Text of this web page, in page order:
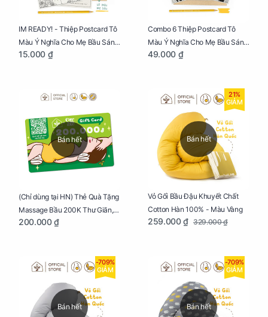
IM READY! - Thiệp Postcard Tô
Màu Ý Nghĩa Cho Mẹ Bầu Sáng
Tạo, Thư Giãn Và Hạnh Phúc
15.000 ₫
Combo 6 Thiệp Postcard Tô
Màu Ý Nghĩa Cho Mẹ Bầu Sáng
Tạo, Thư Giãn Và Hạnh Phúc
49.000 ₫
Bán hết
(Chỉ dùng tại HN) Thẻ Quà Tặng
Massage Bầu 200K Thư Giãn,
Tăng Tuần Hoàn Máu, Ngủ
200.000 ₫
Bán hết
21%
GIẢM
Vỏ Gối Bầu Đậu Khuyết Chất
Cotton Hàn 100% - Màu Vàng
259.000 ₫ 329.000 ₫
Bán hết
-709%
GIẢM
Bán hết
-709%
GIẢM